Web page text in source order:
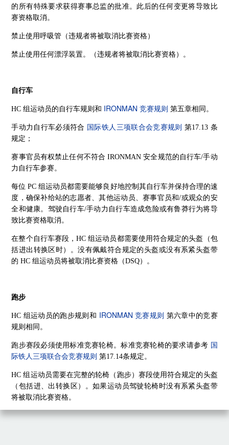
的所有特殊要求获得赛事总监的批准。此后的任何变更将导致比
赛资格取消。
禁止使用呼吸管（违规者将被取消比赛资格）
禁止使用任何漂浮装置。（违规者将被取消比赛资格）。
自行车
HC 组运动员的自行车规则和 IRONMAN 竞赛规则 第五章相同。
手动力自行车必须符合 国际铁人三项联合会竞赛规则 第17.13 条
规定；
赛事官员有权禁止任何不符合 IRONMAN 安全规范的自行车/手动
力自行车参赛。
每位 PC 组运动员都需要能够良好地控制其自行车并保持合理的速
度，确保补给站的志愿者、其他运动员、赛事官员和/或观众的安
全和健康。驾驶自行车/手动力自行车造成危险或有鲁莽行为将导
致比赛资格取消。
在整个自行车赛段，HC 组运动员都需要使用符合规定的头盔（包
括进出转换区时）。没有佩戴符合规定的头盔或没有系紧头盔带
的 HC 组运动员将被取消比赛资格（DSQ）。
跑步
HC 组运动员的跑步规则和 IRONMAN 竞赛规则 第六章中的竞赛
规则相同。
跑步赛段必须使用标准竞赛轮椅。标准竞赛轮椅的要求请参考 国
际铁人三项联合会竞赛规则 第17.14条规定。
HC 组运动员需要在完整的轮椅（跑步）赛段使用符合规定的头盔
（包括进、出转换区）。如果运动员驾驶轮椅时没有系紧头盔带
将被取消比赛资格。